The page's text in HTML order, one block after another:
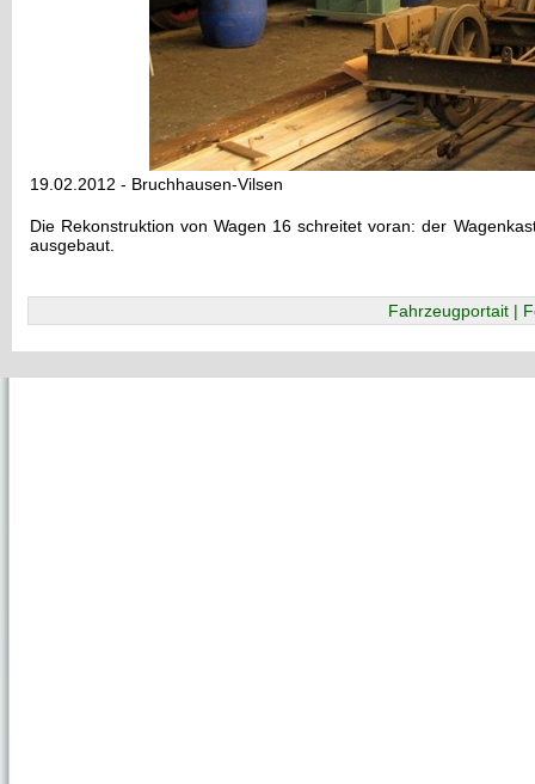
19.02.2012 - Bruchhausen-Vilsen
Die Rekonstruktion von Wagen 16 schreitet voran: der
ausgebaut.
Fahrzeugportait |